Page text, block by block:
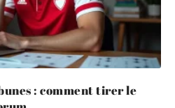
: comment tirer le